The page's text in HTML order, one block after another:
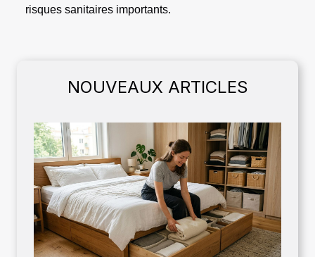
risques sanitaires importants.
NOUVEAUX ARTICLES